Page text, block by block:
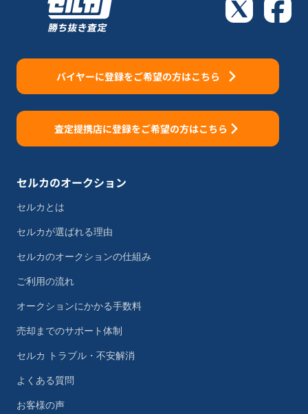
バイヤーに登録をご希望の方はこちら
査定提携店に登録をご希望の方はこちら
セルカのオークション
セルカとは
セルカが選ばれる理由
セルカのオークションの仕組み
ご利用の流れ
オークションにかかる手数料
売却までのサポート体制
セルカ トラブル・不安解消
よくある質問
お客様の声